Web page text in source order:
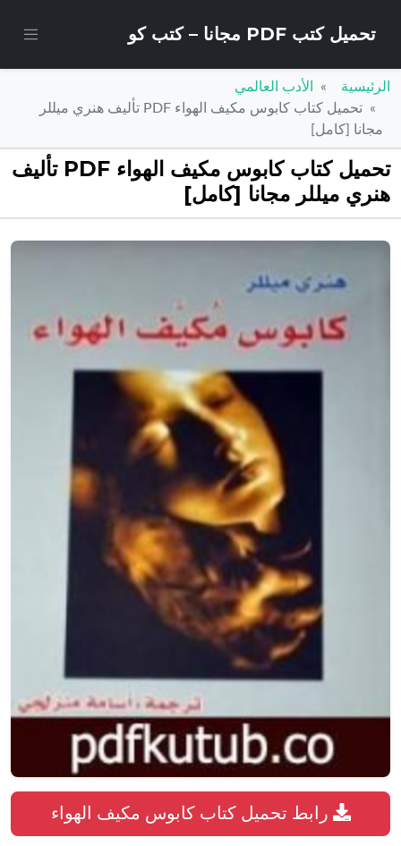
تحميل كتب PDF مجانا – كتب كو
الرئيسية
الأدب العالمي
تحميل كتاب كابوس مكيف الهواء PDF تأليف هنري ميللر
مجانا [كامل]
تحميل كتاب كابوس مكيف الهواء PDF تأليف
هنري ميللر مجانا [كامل]